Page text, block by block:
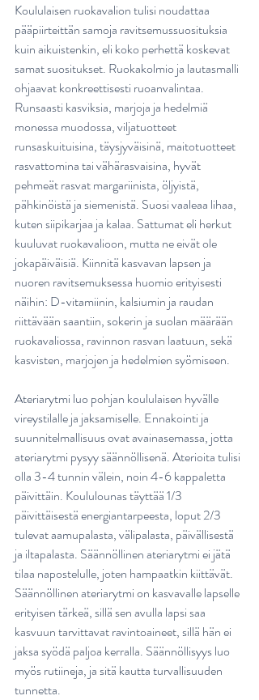
Koululaisen ruokavalion tulisi noudattaa
pääpiirteittän samoja ravitsemussuosituksia
kuin aikuistenkin, eli koko perhettä koskevat
samat suositukset. Ruokakolmio ja lautasmalli
ohjaavat konkreettisesti ruoanvalintaa.
Runsaasti kasviksia, marjoja ja hedelmiä
monessa muodossa, viljatuotteet
runsaskuituisina, täysjyväisinä, maitotuotteet
rasvattomina tai vähärasvaisina, hyvät
pehmeät rasvat margariinista, öljyistä,
pähkinöistä ja siemenistä. Suosi vaaleaa lihaa,
kuten siipikarjaa ja kalaa. Sattumat eli herkut
kuuluvat ruokavalioon, mutta ne eivät ole
jokapäiväisiä. Kiinnitä kasvavan lapsen ja
nuoren ravitsemuksessa huomio erityisesti
näihin: D-vitamiinin, kalsiumin ja raudan
riittävään saantiin, sokerin ja suolan määrään
ruokavaliossa, ravinnon rasvan laatuun, sekä
kasvisten, marjojen ja hedelmien syömiseen.
Ateriarytmi luo pohjan koululaisen hyvälle
vireystilalle ja jaksamiselle. Ennakointi ja
suunnitelmallisuus ovat avainasemassa, jotta
ateriarytmi pysyy säännöllisenä. Aterioita tulisi
olla 3-4 tunnin välein, noin 4-6 kappaletta
päivittäin. Koululounas täyttää 1/3
päivittäisestä energiantarpeesta, loput 2/3
tulevat aamupalasta, välipalasta, päivällisestä
ja iltapalasta. Säännöllinen ateriarytmi ei jätä
tilaa napostelulle, joten hampaatkin kiittävät.
Säännöllinen ateriarytmi on kasvavalle lapselle
erityisen tärkeä, sillä sen avulla lapsi saa
kasvuun tarvittavat ravintoaineet, sillä hän ei
jaksa syödä paljoa kerralla. Säännöllisyys luo
myös rutiineja, ja sitä kautta turvallisuuden
tunnetta.